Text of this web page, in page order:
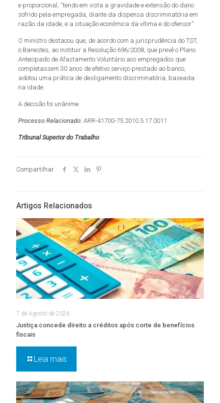
e proporcional, “tendo em vista a gravidade e extensão do dano
sofrido pela empregada, diante da dispensa discriminatória em
razão da idade, e a situação econômica da vítima e do ofensor”.
O ministro destacou que, de acordo com a jurisprudência do TST,
o Banestes, ao instituir a Resolução 696/2008, que prevê o Plano
Antecipado de Afastamento Voluntário aos empregados que
completassem 30 anos de efetivo serviço prestado ao banco,
adotou uma prática de desligamento discriminatória, baseada
na idade.
A decisão foi unânime.
Processo Relacionado:ARR-41700-75.2010.5.17.0011
Tribunal Superior do Trabalho
Compartilhar
Artigos Relacionados
7 de Agosto de 2026
Justiça concede direito a créditos após corte de benefícios
fiscais
Leia mais